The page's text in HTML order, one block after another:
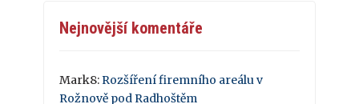
Nejnovější komentáře
Mark8: Rozšíření firemního areálu v
Rožnově pod Radhoštěm